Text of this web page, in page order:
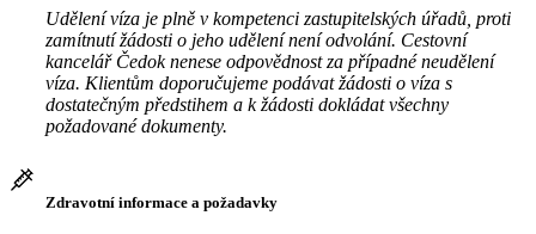
Udělení víza je plně v kompetenci zastupitelských úřadů, proti
zamítnutí žádosti o jeho udělení není odvolání. Cestovní
kancelář Čedok nenese odpovědnost za případné neudělení
víza. Klientům doporučujeme podávat žádosti o víza s
dostatečným předstihem a k žádosti dokládat všechny
požadované dokumenty.
Zdravotní informace a požadavky